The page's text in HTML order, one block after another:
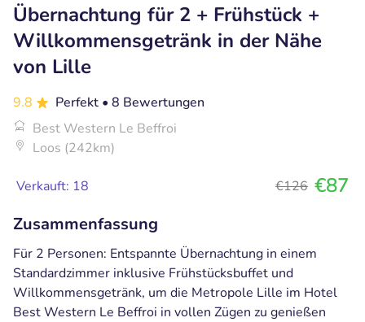
Übernachtung für 2 + Frühstück +
Willkommensgetränk in der Nähe
von Lille
9.8 Perfekt • 8 Bewertungen
Best Western Le Beffroi
Loos (242km)
Verkauft: 18 €126 €87
Zusammenfassung
Für 2 Personen: Entspannte Übernachtung in einem
Standardzimmer inklusive Frühstücksbuffet und
Willkommensgetränk, um die Metropole Lille im Hotel
Best Western Le Beffroi in vollen Zügen zu genießen